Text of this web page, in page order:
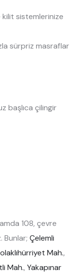
kilit sistemlerinize
sürpriz masraflar
başlıca çilingir
108, çevre
Bunlar; Çelemli
Mah.,
Mah., Yakapınar